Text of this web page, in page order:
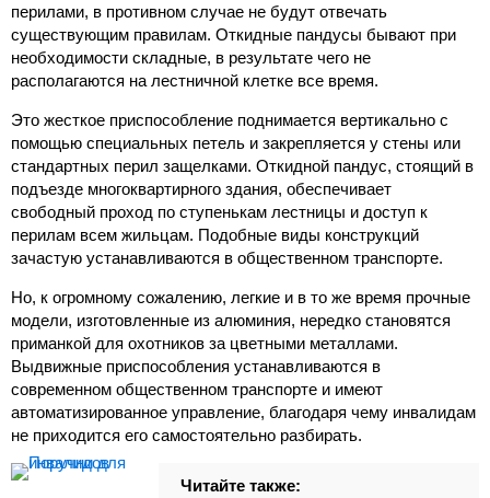
перилами, в противном случае не будут отвечать
существующим правилам. Откидные пандусы бывают при
необходимости складные, в результате чего не
располагаются на лестничной клетке все время.
Это жесткое приспособление поднимается вертикально с
помощью специальных петель и закрепляется у стены или
стандартных перил защелками. Откидной пандус, стоящий в
подъезде многоквартирного здания, обеспечивает
свободный проход по ступенькам лестницы и доступ к
перилам всем жильцам. Подобные виды конструкций
зачастую устанавливаются в общественном транспорте.
Но, к огромному сожалению, легкие и в то же время прочные
модели, изготовленные из алюминия, нередко становятся
приманкой для охотников за цветными металлами.
Выдвижные приспособления устанавливаются в
современном общественном транспорте и имеют
автоматизированное управление, благодаря чему инвалидам
не приходится его самостоятельно разбирать.
Читайте также: